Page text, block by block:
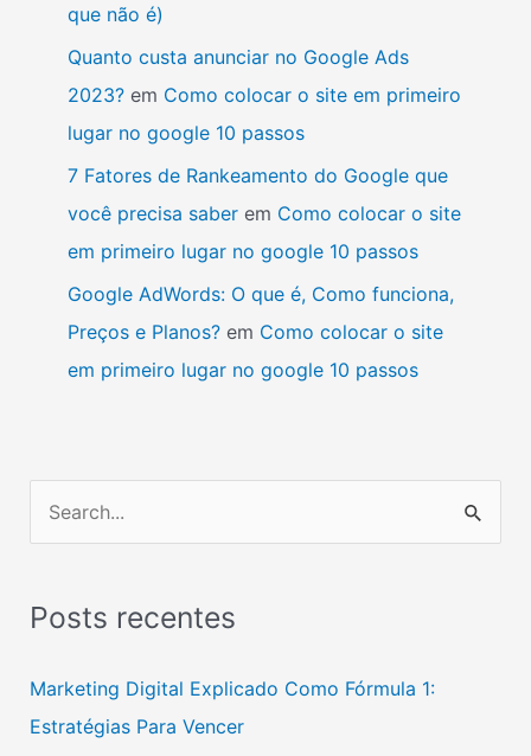
que não é)
Quanto custa anunciar no Google Ads
2023?em Como colocar o site em primeiro
lugar no google 10 passos
7 Fatores de Rankeamento do Google que
você precisa saberem Como colocar o site
em primeiro lugar no google 10 passos
Google AdWords: O que é, Como funciona,
Preços e Planos?em Como colocar o site
em primeiro lugar no google 10 passos
qPosts recentes
Marketing Digital Explicado Como Fórmula 1:
Estratégias Para Vencer